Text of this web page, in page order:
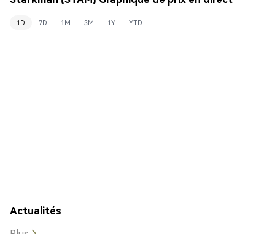
1D 7D 1M 3M 1Y YTD
Actualités